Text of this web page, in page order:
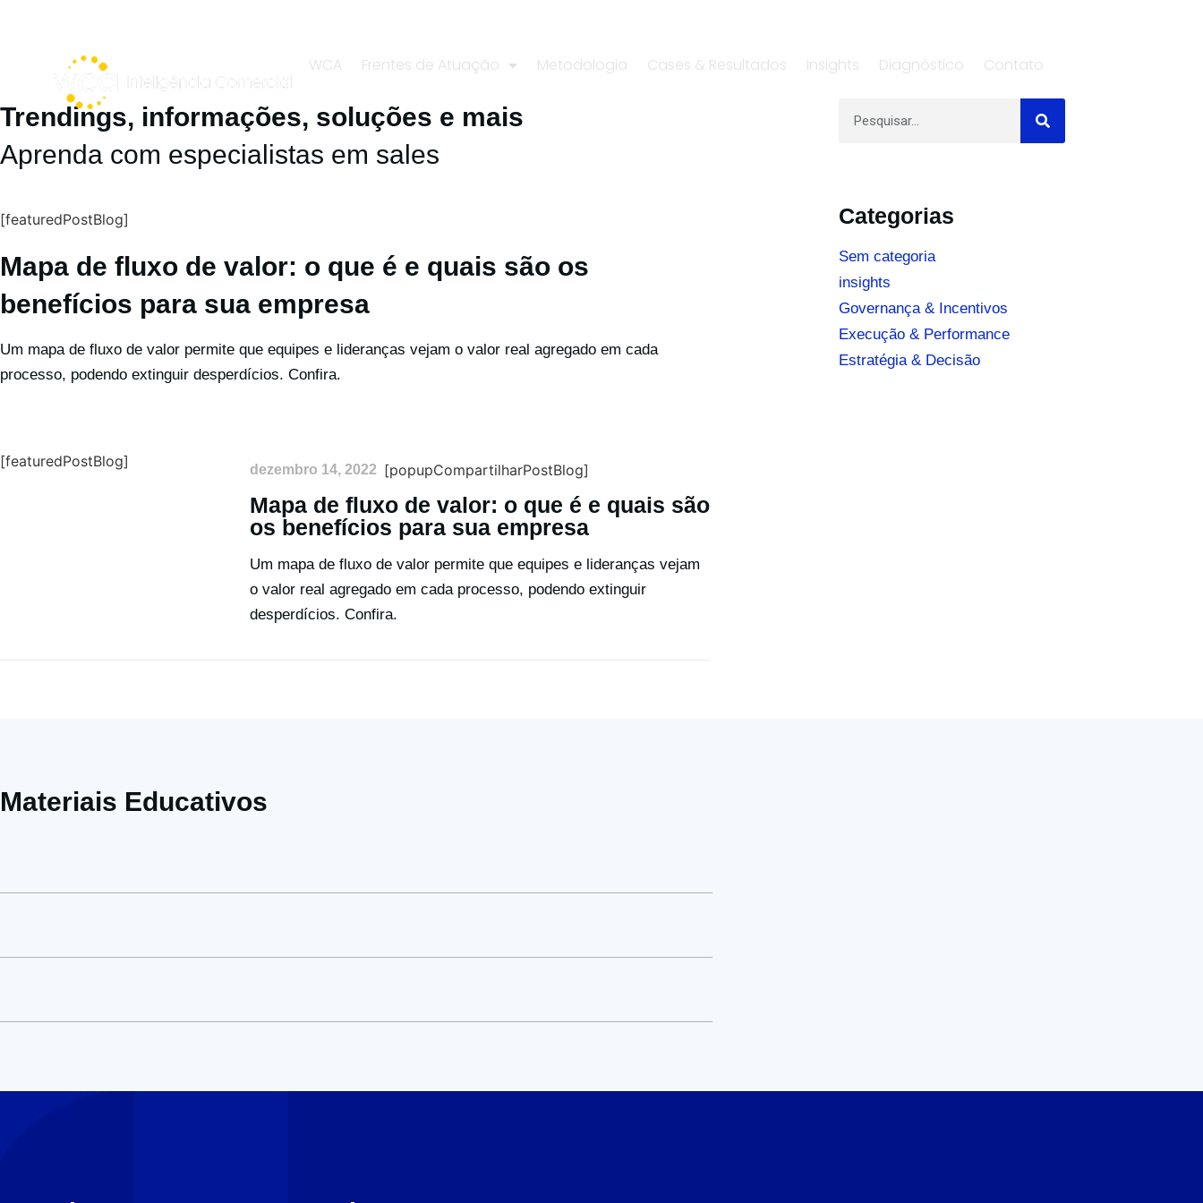
WCA Frentes de Atuação Metodologia Cases & Resultados Insights Diagnóstico Contato
Trendings, informações, soluções e mais
Aprenda com especialistas em sales
[featuredPostBlog]
Mapa de fluxo de valor: o que é e quais são os
benefícios para sua empresa
Um mapa de fluxo de valor permite que equipes e lideranças vejam o valor real agregado em cada
processo, podendo extinguir desperdícios. Confira.
[featuredPostBlog] dezembro 14, 2022 [popupCompartilharPostBlog]
Mapa de fluxo de valor: o que é e quais são
os benefícios para sua empresa
Um mapa de fluxo de valor permite que equipes e lideranças vejam
o valor real agregado em cada processo, podendo extinguir
desperdícios. Confira.
Categorias
Sem categoria
insights
Governança & Incentivos
Execução & Performance
Estratégia & Decisão
Materiais Educativos